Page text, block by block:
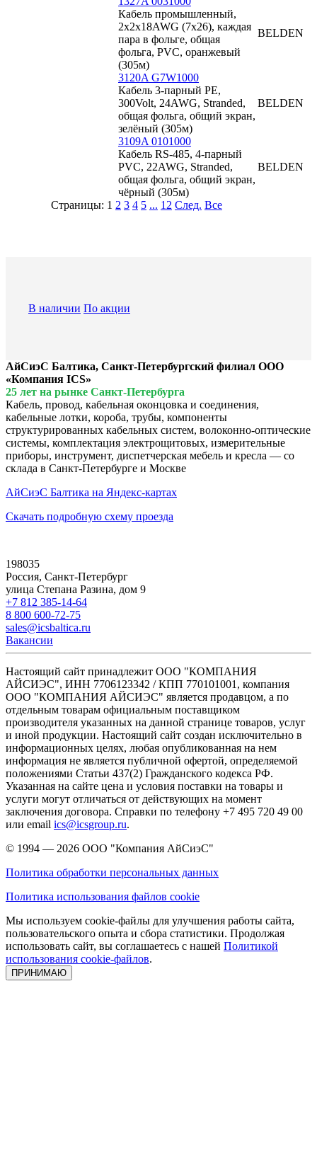
Кабель промышленный,
2х2х18AWG (7х26), каждая
пара в фольге, общая
фольга, PVC, оранжевый
(305м)
BELDEN
3120A G7W1000
Кабель 3-парный PE,
300Volt, 24AWG, Stranded,
общая фольга, общий экран,
зелёный (305м)
BELDEN
3109A 0101000
Кабель RS-485, 4-парный
PVC, 22AWG, Stranded,
общая фольга, общий экран,
чёрный (305м)
BELDEN
Страницы: 1 2 3 4 5 ... 12 След. Все
В наличии По акции
АйСиэС Балтика, Санкт-Петербургский филиал ООО
«Компания ICS»
25 лет на рынке Санкт-Петербурга
Кабель, провод, кабельная оконцовка и соединения,
кабельные лотки, короба, трубы, компоненты
структурированных кабельных систем, волоконно-оптические
системы, комплектация электрощитовых, измерительные
приборы, инструмент, диспетчерская мебель и кресла — со
склада в Санкт-Петербурге и Москве
АйСиэС Балтика на Яндекс-картах
Скачать подробную схему проезда
198035
Россия, Санкт-Петербург
улица Степана Разина, дом 9
+7 812 385-14-64
8 800 600-72-75
sales@icsbaltica.ru
Вакансии
Настоящий сайт принадлежит ООО "КОМПАНИЯ
АЙСИЭС", ИНН 7706123342 / КПП 770101001, компания
ООО "КОМПАНИЯ АЙСИЭС" является продавцом, а по
отдельным товарам официальным поставщиком
производителя указанных на данной странице товаров, услуг
и иной продукции. Настоящий сайт создан исключительно в
информационных целях, любая опубликованная на нем
информация не является публичной офертой, определяемой
положениями Статьи 437(2) Гражданского кодекса РФ.
Указанная на сайте цена и условия поставки на товары и
услуги могут отличаться от действующих на момент
заключения договора. Справки по телефону +7 495 720 49 00
или email ics@icsgroup.ru.
© 1994 — 2026 ООО "Компания АйСиэС"
Политика обработки персональных данных
Политика использования файлов cookie
Мы используем cookie-файлы для улучшения работы сайта,
пользовательского опыта и сбора статистики. Продолжая
использовать сайт, вы соглашаетесь с нашей Политикой
использования cookie-файлов.
ПРИНИМАЮ